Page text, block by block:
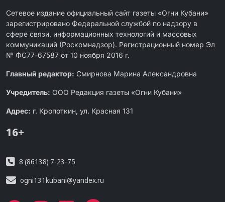
Сетевое издание официальный сайт газеты «Огни Кубани»
зарегистрировано Федеральной службой по надзору в
сфере связи, информационных технологий и массовых
коммуникаций (Роскомнадзор). Регистрационный номер Эл
№ ФС77-67587 от 10 ноября 2016 г.
Главный редактор: Смирнова Марина Александровна
Учредитель: ООО Редакция газеты «Огни Кубани»
Адрес: г. Кропоткин, ул. Красная 131
16+
8 (86138) 7-23-75
ogni131kubani@yandex.ru